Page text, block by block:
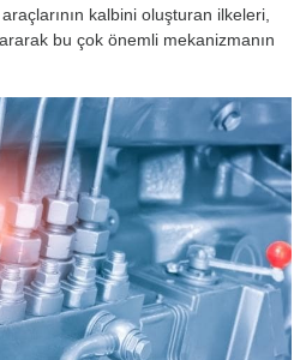
kalbini oluşturan ilkeleri,
bu çok önemli mekanizmanın